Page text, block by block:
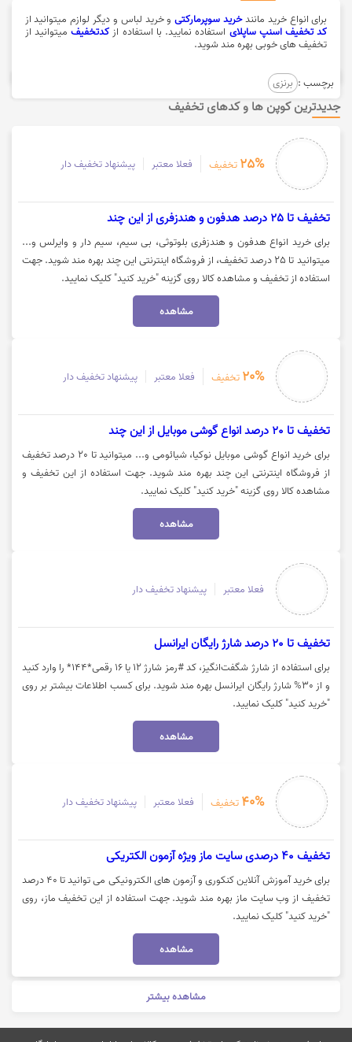
برای انواع خرید مانندخرید سوپرمارکتیو خرید لباس و دیگر لوازم میتوانید از
کد تخفیف اسنپ ساپلای استفاده نمایید. با استفاده از کدتخفیفمیتوانید از
تخفیف های خوبی بهره مند شوید.
برچسب : برنزی
جدیدترین کوپن ها و کدهای تخفیف
25% تخفیف فعلا معتبر پیشنهاد تخفیف دار
تخفیف تا 25 درصد هدفون و هندزفری از این چند
برای خرید انواع هدفون و هندزفری بلوتوثی، بی سیم، سیم دار و وایرلس و...
میتوانید تا 25 درصد تخفیف، از فروشگاه اینترنتی این چند بهره مند شوید. جهت
استفاده از تخفیف و مشاهده کالا روی گزینه "خرید کنید" کلیک نمایید.
مشاهده
20% تخفیف فعلا معتبر پیشنهاد تخفیف دار
تخفیف تا 20 درصد انواع گوشی موبایل از این چند
برای خرید انواع گوشی موبایل نوکیا، شیائومی و... میتوانید تا 20 درصد تخفیف
از فروشگاه اینترنتی این چند بهره مند شوید. جهت استفاده از این تخفیف و
مشاهده کالا روی گزینه "خرید کنید" کلیک نمایید.
مشاهده
فعلا معتبر پیشنهاد تخفیف دار
تخفیف تا 20 درصد شارژ رایگان ایرانسل
برای استفاده از شارژ شگفت‌انگیز، کد #رمز شارژ ۱۲ یا ۱۶ رقمی*۱۴۴* را وارد کنید
و از 30% شارژ رایگان ایرانسل بهره مند شوید. برای کسب اطلاعات بیشتر بر روی
"خرید کنید" کلیک نمایید.
مشاهده
40% تخفیف فعلا معتبر پیشنهاد تخفیف دار
تخفیف 40 درصدی سایت ماز ویژه آزمون الکتریکی
برای خرید آموزش آنلاین کنکوری و آزمون های الکترونیکی می توانید تا 40 درصد
تخفیف از وب سایت ماز بهره مند شوید. جهت استفاده از این تخفیف ماز، روی
"خرید کنید" کلیک نمایید.
مشاهده
مشاهده بیشتر